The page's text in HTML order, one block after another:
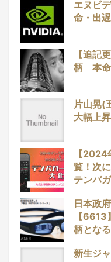
エヌビ
命・出
【追記
柄 本
片山晃(
大幅上
【
覧！次
テンバ
日本政
【
柄とな
新生ジ